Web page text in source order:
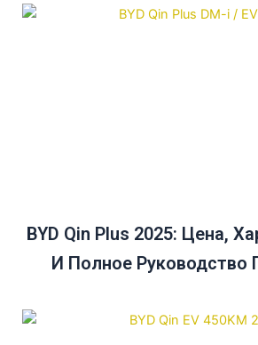
BYD Qin Plus 2025: Цена,
И Полное Руководство